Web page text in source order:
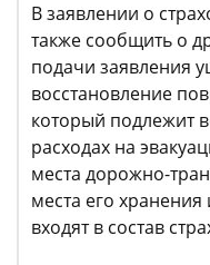
В заявлении о
также сообщить о
подачи заявления
восстановление
который подлежит
расходах на
места дорожно-
места его
входят в состав